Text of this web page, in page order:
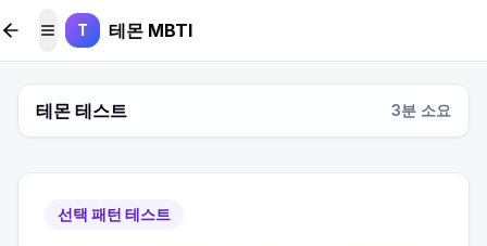
본문 바로가기
메뉴 토글
T 테몬 MBTI
테몬 테스트 3분 소요
선택 패턴 테스트